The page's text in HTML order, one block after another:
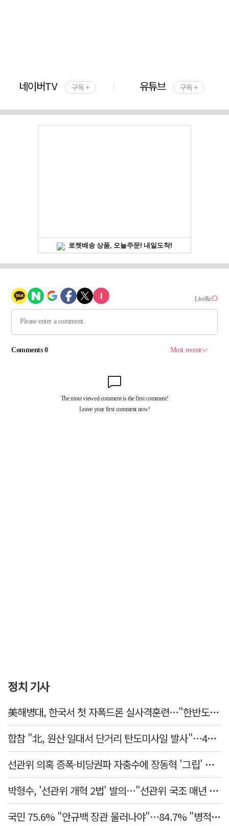
네이버TV 구독 + 유튜브 구독 +
정치 기사
美해병대, 한국서 첫 자폭드론 실사격훈련…"한반도 지형 학습"
합참 "北, 원산 일대서 단거리 탄도미사일 발사"…42일 만
선관위 의혹 증폭·비당권파 자충수에 장동혁 '그립' 더 강해졌다
박형수, '선관위 개혁 2법' 발의…"선관위 국조 매년 실시"
국민 75.6% "안규백 장관 물러나야"…84.7% "병적기록부 공개해야"